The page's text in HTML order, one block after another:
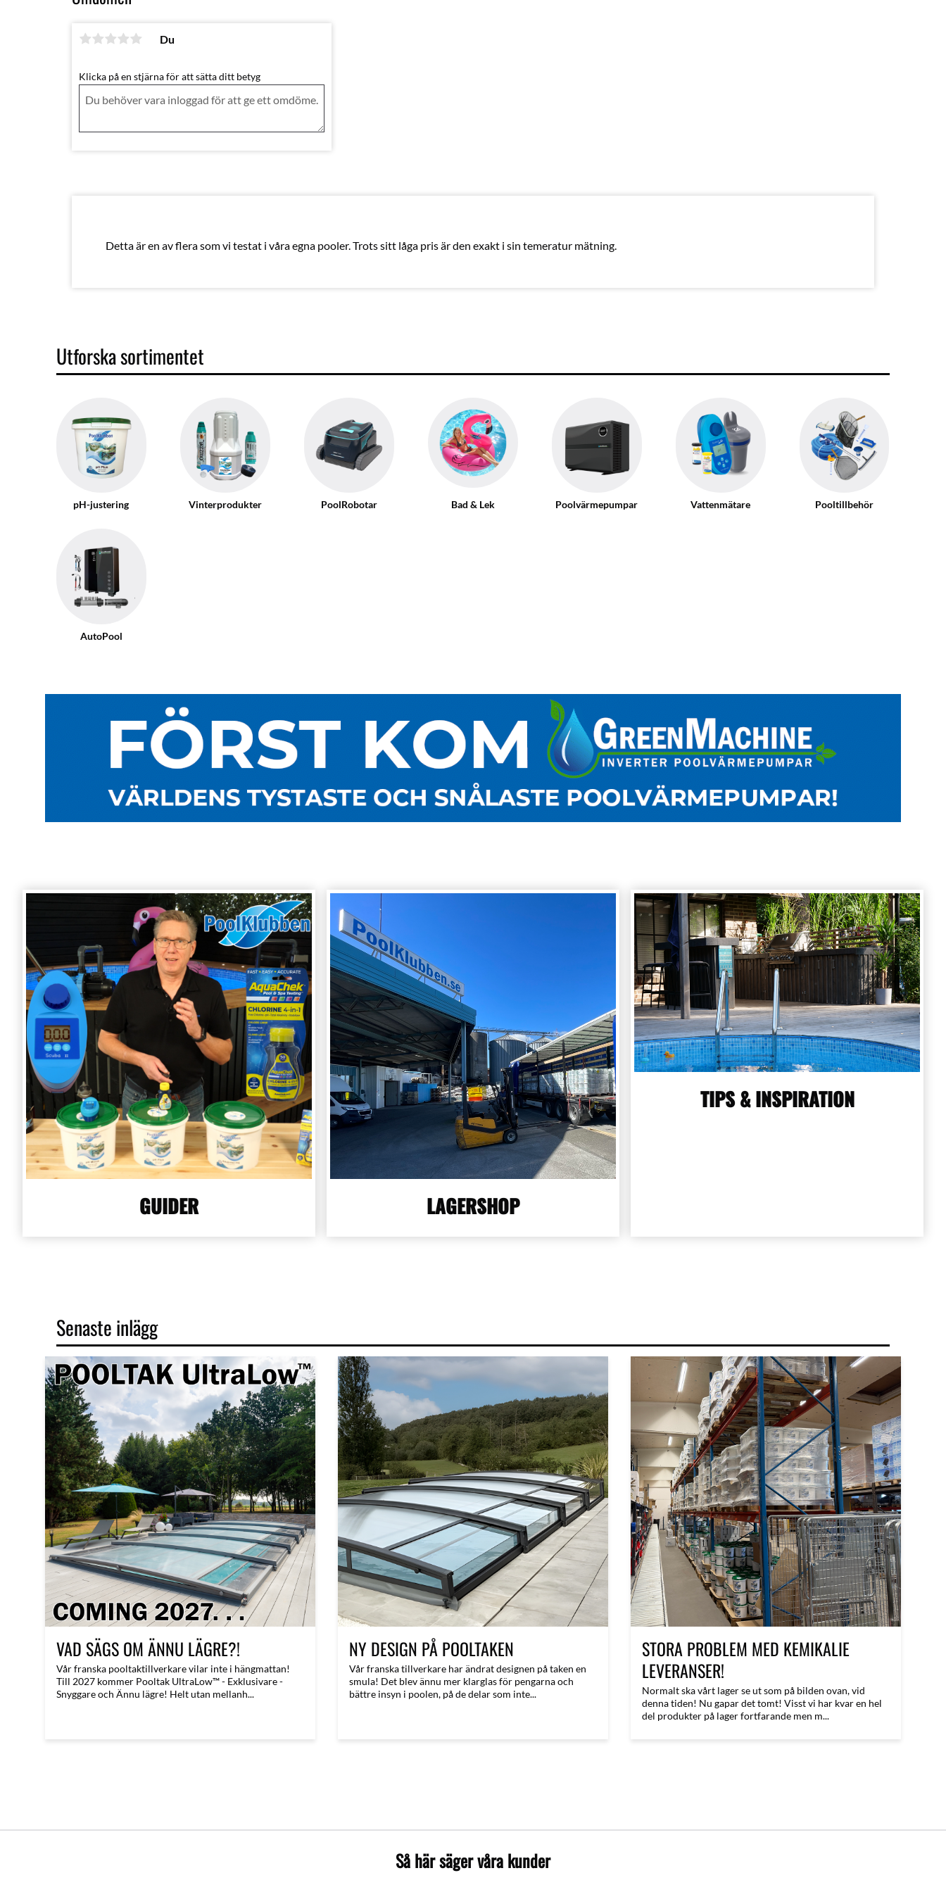
Detta är en av flera som vi testat i våra egna pooler. Trots sitt låga pris är den exakt i sin temeratur mätning.
Du
Klicka på en stjärna för att sätta ditt betyg
Utforska sortimentet
pH-justering Vinterprodukter PoolRobotar Bad & Lek Poolvärmepumpar Vattenmätare Pooltillbehör
AutoPool
GUIDER LAGERSHOP
TIPS & INSPIRATION
Senaste inlägg
VAD SÄGS OM ÄNNU LÄGRE?!
​Vår franska pooltaktillverkare vilar inte i hängmattan!
Till 2027 kommer Pooltak UltraLow™ - Exklusivare -
Snyggare och Ännu lägre! Helt utan mellanh...
NY DESIGN PÅ POOLTAKEN
Vår franska tillverkare har ändrat designen på taken en
smula! Det blev ännu mer klarglas för pengarna och
bättre insyn i poolen, på de delar som inte...
STORA PROBLEM MED KEMIKALIE
LEVERANSER!
Normalt ska vårt lager se ut som på bilden ovan, vid
denna tiden! Nu gapar det tomt! Visst vi har kvar en hel
del produkter på lager fortfarande men m...
Så här säger våra kunder